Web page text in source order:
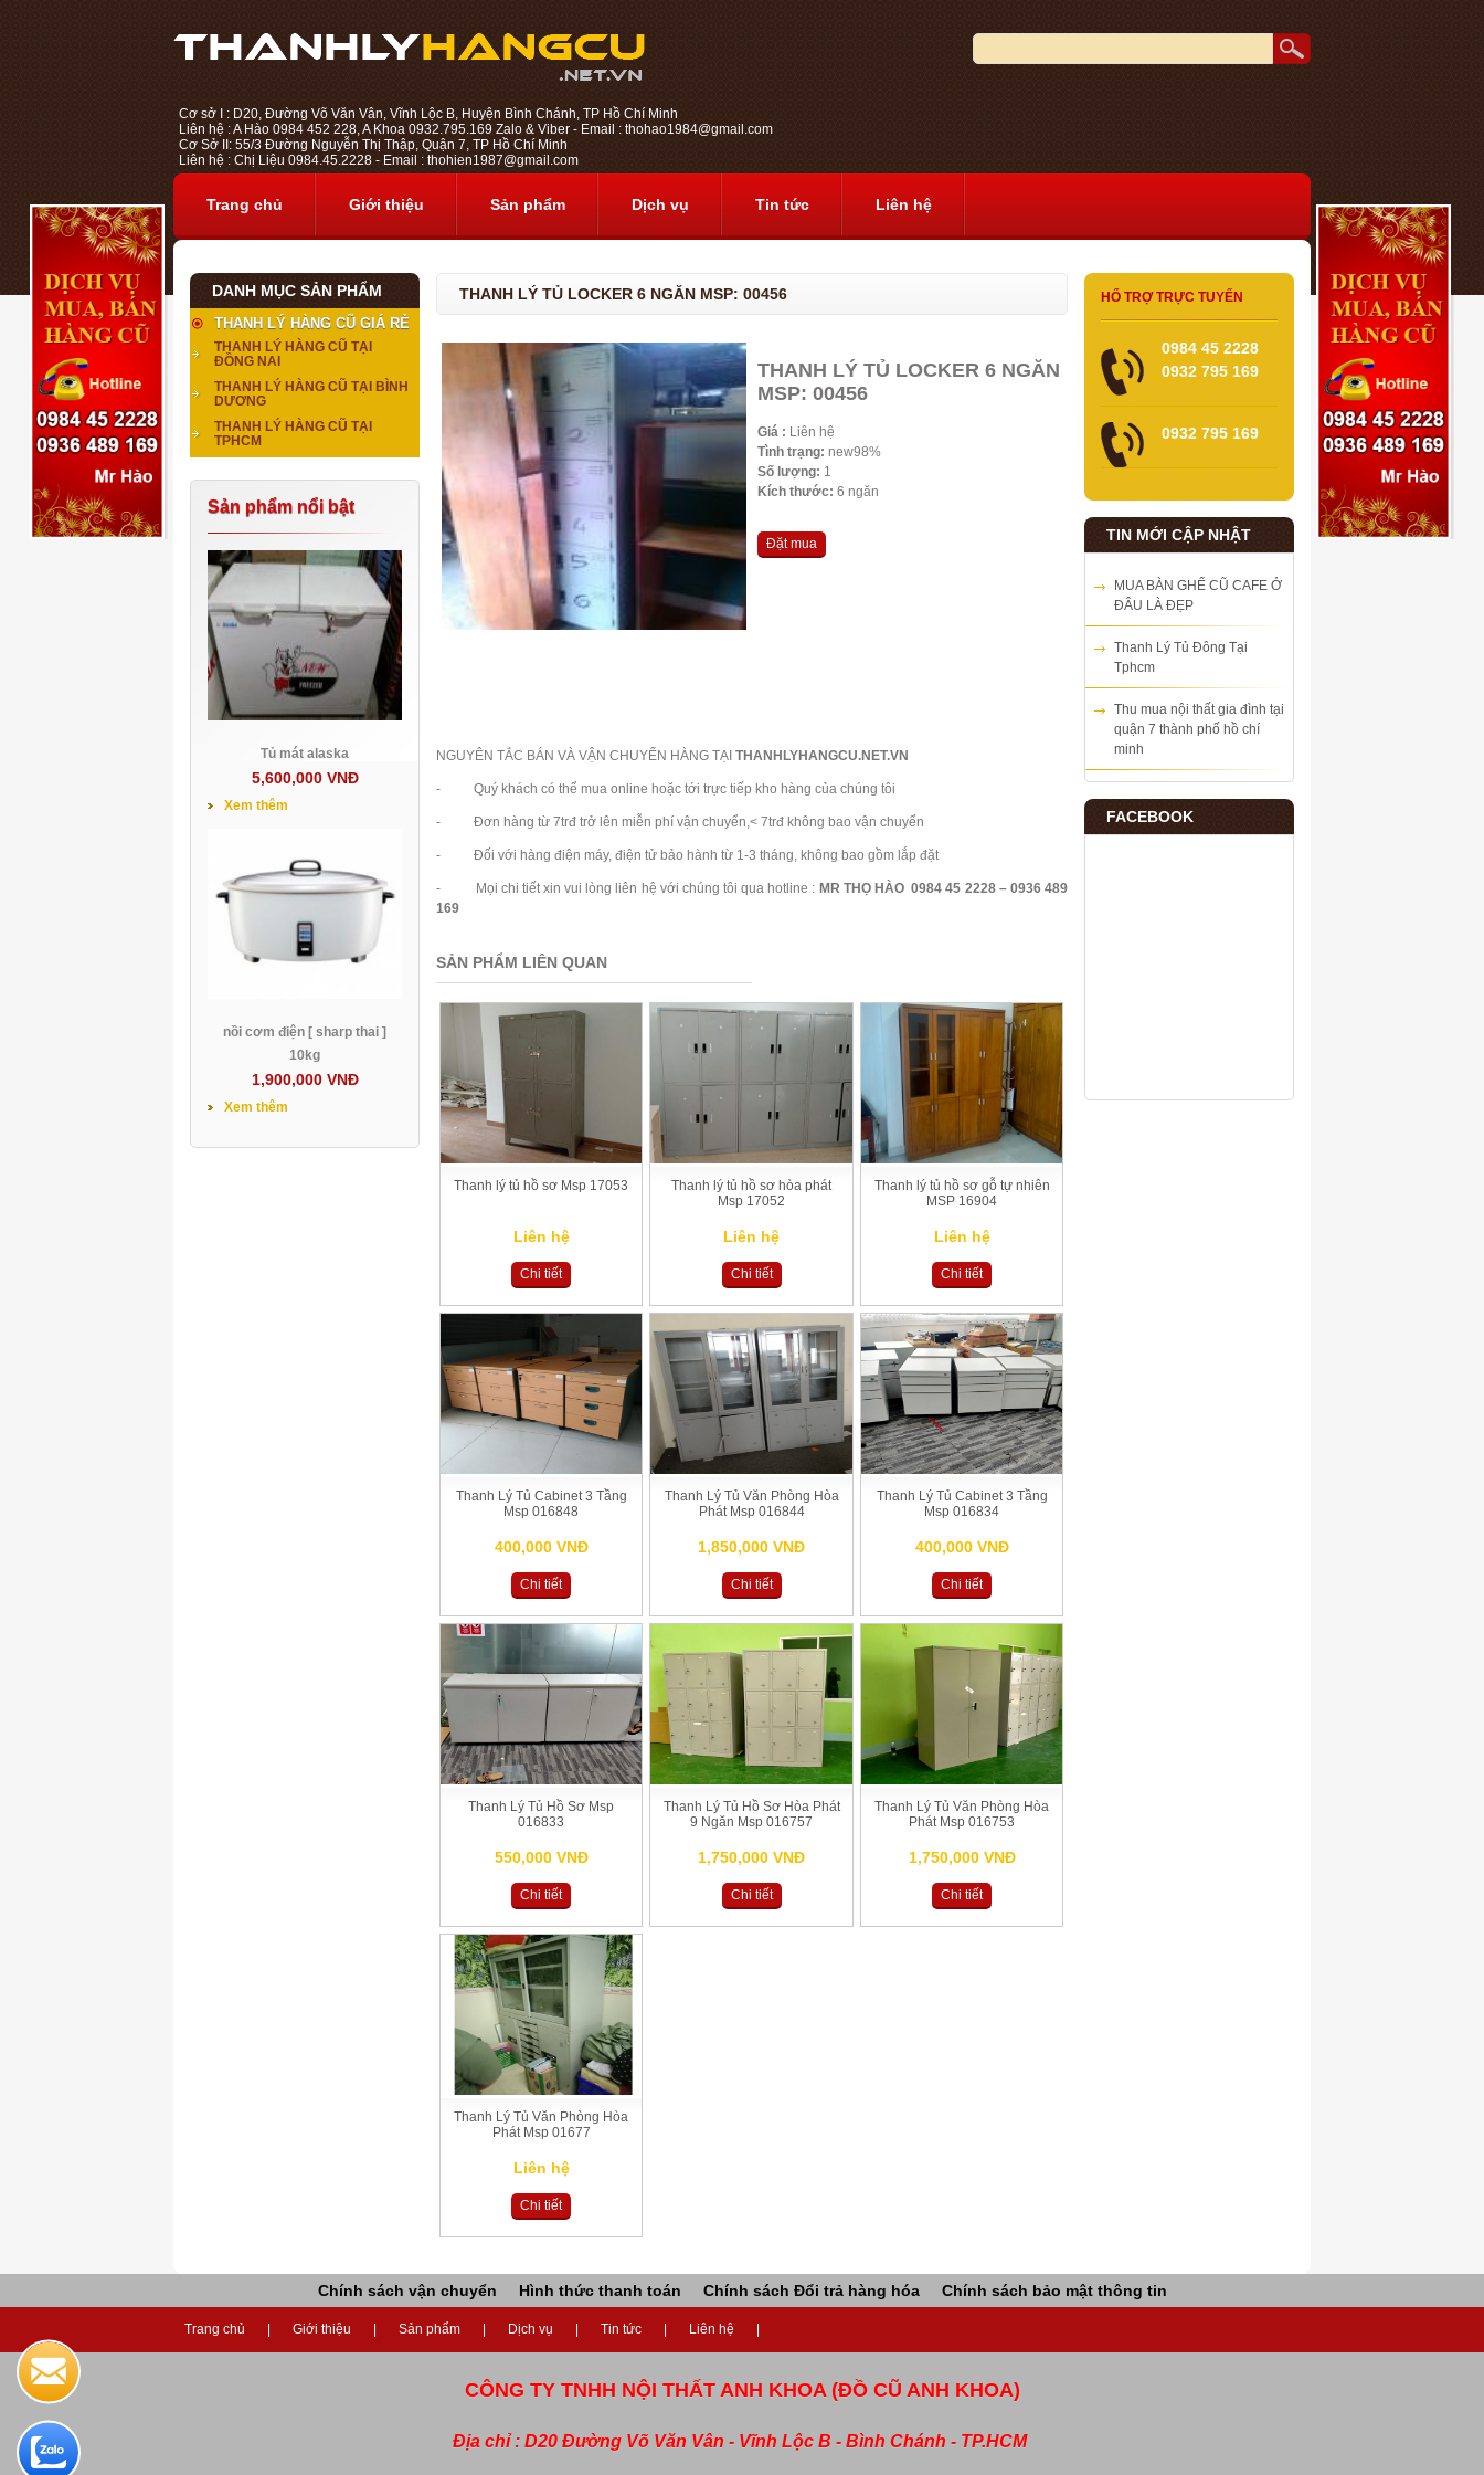
Cơ sở I : D20, Đường Võ Văn Vân, Vĩnh Lộc B, Huyện Bình Chánh, TP Hồ Chí Minh
Liên hệ : A Hào 0984 452 228, A Khoa 0932.795.169 Zalo & Viber - Email : thohao1984@gmail.com
Cơ Sở II: 55/3 Đường Nguyễn Thị Thập, Quận 7, TP Hồ Chí Minh
Liên hệ : Chị Liệu 0984.45.2228 - Email : thohien1987@gmail.com
Trang chủ Giới thiệu Sản phẩm Dịch vụ Tin tức Liên hệ
DANH MỤC SẢN PHẨM
THANH LÝ HÀNG CŨ GIÁ RẺ
THANH LÝ HÀNG CŨ TẠI
ĐỒNG NAI
THANH LÝ HÀNG CŨ TẠI BÌNH
DƯƠNG
THANH LÝ HÀNG CŨ TẠI
TPHCM
Sản phẩm nổi bật
Tủ mát alaska
5,600,000 VNĐ
Xem thêm
nồi cơm điện [ sharp thai ]
10kg
1,900,000 VNĐ
Xem thêm
THANH LÝ TỦ LOCKER 6 NGĂN MSP: 00456
THANH LÝ TỦ LOCKER 6 NGĂN
MSP: 00456
Giá : Liên hệ
Tình trạng: new98%
Số lượng: 1
Kích thước: 6 ngăn
Đặt mua
NGUYÊN TẮC BÁN VÀ VẬN CHUYỂN HÀNG TẠI THANHLYHANGCU.NET.VN
- Quý khách có thể mua online hoặc tới trực tiếp kho hàng của chúng tôi
- Đơn hàng từ 7trđ trở lên miễn phí vận chuyển,< 7trđ không bao vận chuyển
- Đối với hàng điện máy, điện tử bảo hành từ 1-3 tháng, không bao gồm lắp đặt
- Mọi chi tiết xin vui lòng liên hệ với chúng tôi qua hotline : MR THỌ HÀO 0984 45 2228 – 0936 489
169
SẢN PHẨM LIÊN QUAN
Thanh lý tủ hồ sơ Msp 17053
Liên hệ
Chi tiết
Thanh lý tủ hồ sơ hòa phát
Msp 17052
Liên hệ
Chi tiết
Thanh lý tủ hồ sơ gỗ tự nhiên
MSP 16904
Liên hệ
Chi tiết
Thanh Lý Tủ Cabinet 3 Tầng
Msp 016848
400,000 VNĐ
Chi tiết
Thanh Lý Tủ Văn Phòng Hòa
Phát Msp 016844
1,850,000 VNĐ
Chi tiết
Thanh Lý Tủ Cabinet 3 Tầng
Msp 016834
400,000 VNĐ
Chi tiết
Thanh Lý Tủ Hồ Sơ Msp
016833
550,000 VNĐ
Chi tiết
Thanh Lý Tủ Hồ Sơ Hòa Phát
9 Ngăn Msp 016757
1,750,000 VNĐ
Chi tiết
Thanh Lý Tủ Văn Phòng Hòa
Phát Msp 016753
1,750,000 VNĐ
Chi tiết
Thanh Lý Tủ Văn Phòng Hòa
Phát Msp 01677
Liên hệ
Chi tiết
HỔ TRỢ TRỰC TUYẾN
0984 45 2228
0932 795 169
0932 795 169
TIN MỚI CẬP NHẬT
MUA BÀN GHẾ CŨ CAFE Ở
ĐÂU LÀ ĐẸP
Thanh Lý Tủ Đông Tại
Tphcm
Thu mua nội thất gia đình tại
quận 7 thành phố hồ chí
minh
FACEBOOK
Chính sách vận chuyển Hình thức thanh toán Chính sách Đổi trả hàng hóa Chính sách bảo mật thông tin
Trang chủ Giới thiệu Sản phẩm Dịch vụ Tin tức Liên hệ
CÔNG TY TNHH NỘI THẤT ANH KHOA (ĐỒ CŨ ANH KHOA)
Địa chỉ : D20 Đường Võ Văn Vân - Vĩnh Lộc B - Bình Chánh - TP.HCM